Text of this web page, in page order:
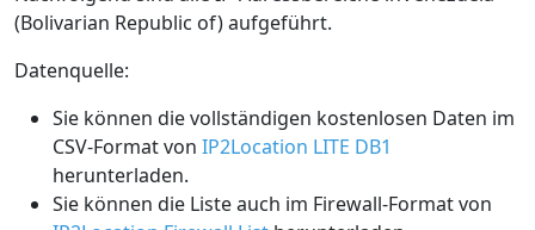
(Bolivarian Republic of) aufgeführt.
Datenquelle:
Sie können die vollständigen kostenlosen Daten im
CSV-Format von IP2Location LITE DB1
herunterladen.
Sie können die Liste auch im Firewall-Format von